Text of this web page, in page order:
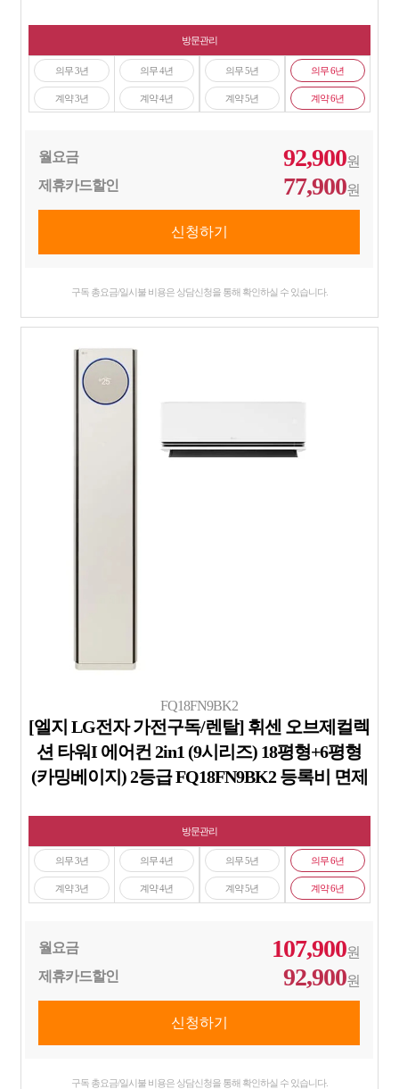
방문관리
의무 3년
계약 3년
의무 4년
계약 4년
의무 5년
계약 5년
의무 6년
계약 6년
월요금 92,900원
제휴카드할인
77,900원
구독 총요금/일시불 비용은 상담신청을 통해 확인하실 수 있습니다.
FQ18FN9BK2
[엘지 LG전자 가전구독/렌탈] 휘센 오브제컬렉
션 타워I 에어컨 2in1 (9시리즈) 18평형+6평형
(카밍베이지) 2등급 FQ18FN9BK2 등록비 면제
방문관리
의무 3년
계약 3년
의무 4년
계약 4년
의무 5년
계약 5년
의무 6년
계약 6년
월요금 107,900원
제휴카드할인
92,900원
구독 총요금/일시불 비용은 상담신청을 통해 확인하실 수 있습니다.